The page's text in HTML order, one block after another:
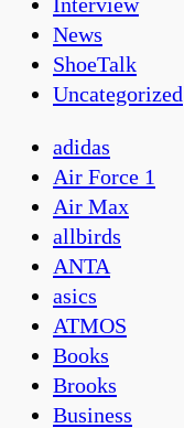
Interview
News
ShoeTalk
Uncategorized
adidas
Air Force 1
Air Max
allbirds
ANTA
asics
ATMOS
Books
Brooks
Business